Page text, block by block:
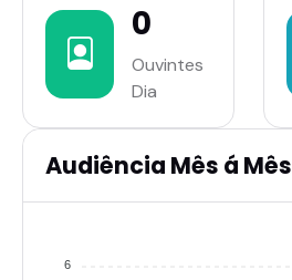
0
Ouvintes
Dia
Audiência Mês á Mês
6